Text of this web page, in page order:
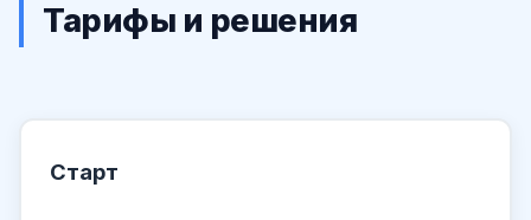
Тарифы и решения
Старт